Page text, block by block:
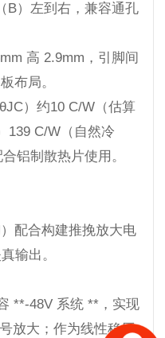
B）左到右，兼容通孔
高 2.9mm，引脚间
布局。
）约10 C/W（估算
139 C/W（自然冷
铝制散热片使用。
配合构建推挽放大电
输出。
**-48V 系统 **，实现
放大；作为线性稳压